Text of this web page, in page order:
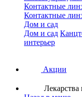
Контактные
Контактные
Дом и сад
Дом и сад
интерьер
Акции